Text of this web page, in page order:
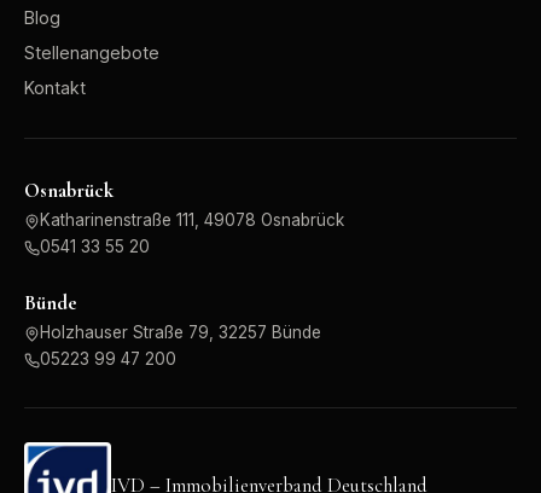
Blog
Stellenangebote
Kontakt
Osnabrück
Katharinenstraße 111, 49078 Osnabrück
0541 33 55 20
Bünde
Holzhauser Straße 79, 32257 Bünde
05223 99 47 200
IVD – Immobilienverband Deutschland